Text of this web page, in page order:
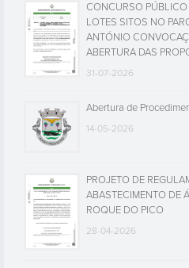
CONCURSO PÚBLICO
LOTES SITOS NO
ANTÓNIO
ABERTURA DAS
31-07-2026
Abertura de
14-05-2026
PROJETO DE
ABASTECIMENTO DE
ROQUE DO PICO
28-04-2026